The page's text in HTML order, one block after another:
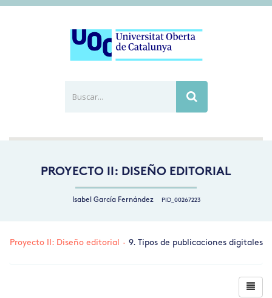
PROYECTO II: DISEÑO EDITORIAL
Isabel García Fernández PID_00267223
Proyecto II: Diseño editorial · 9. Tipos de publicaciones digitales